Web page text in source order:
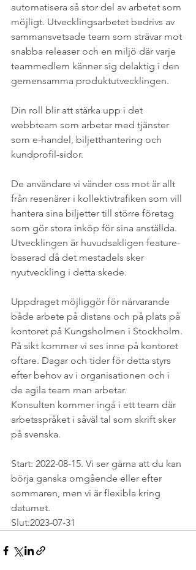
automatisera så stor del av arbetet som
möjligt. Utvecklingsarbetet bedrivs av
sammansvetsade team som strävar mot
snabba releaser och en miljö där varje
teammedlem känner sig delaktig i den
gemensamma produktutvecklingen.
Din roll blir att stärka upp i det
webbteam som arbetar med tjänster
som e-handel, biljetthantering och
kundprofil-sidor.
De användare vi vänder oss mot är allt
från resenärer i kollektivtrafiken som vill
hantera sina biljetter till större företag
som gör stora inköp för sina anställda.
Utvecklingen är huvudsakligen feature-
baserad då det mestadels sker
nyutveckling i detta skede.
Uppdraget möjliggör för närvarande
både arbete på distans och på plats på
kontoret på Kungsholmen i Stockholm.
På sikt kommer vi ses inne på kontoret
oftare. Dagar och tider för detta styrs
efter behov av i organisationen och i
de agila team man arbetar.
Konsulten kommer ingå i ett team där
arbetsspråket i såväl tal som skrift sker
på svenska.
Start: 2022-08-15. Vi ser gärna att du kan
börja ganska omgående eller efter
sommaren, men vi är flexibla kring
datumet.
Slut:2023-07-31